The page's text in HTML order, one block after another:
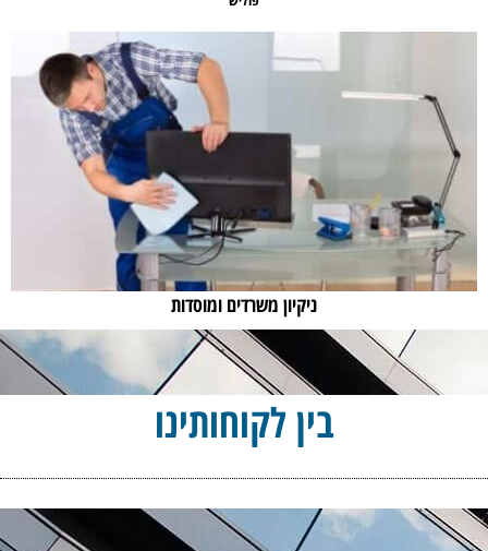
ניקיון משרדים ומוסדות
בין לקוחותינו